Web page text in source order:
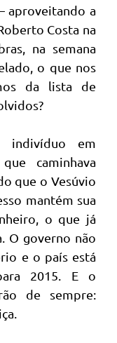
aproveitando a
Costa na
na semana
o que nos
da lista de
indivíduo em
caminhava
que o Vesúvio
mantém sua
o que já
O governo não
e o país está
2015. E o
de sempre: